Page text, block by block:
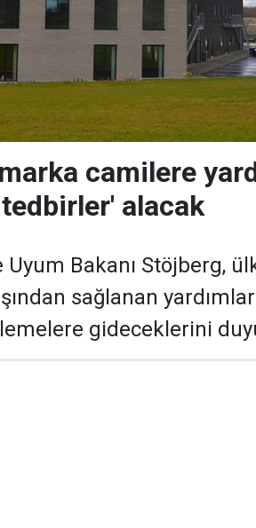
camilere
alacak
Uyum Bakanı Stöjberg,
sağlanan
gideceklerini